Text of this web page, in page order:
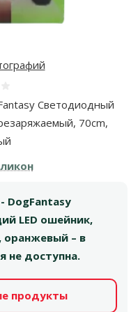
Светодиодный
70cm,
LED ошейник,
оранжевый – в
не доступна.
продукты